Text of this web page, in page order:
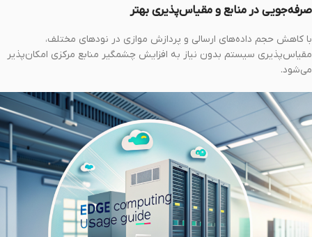
صرفه‌جویی در منابع و مقیاس‌پذیری بهتر
با کاهش حجم داده‌های ارسالی و پردازش موازی در نودهای مختلف،
مقیاس‌پذیری سیستم بدون نیاز به افزایش چشمگیر منابع مرکزی امکان‌پذیر
می‌شود.